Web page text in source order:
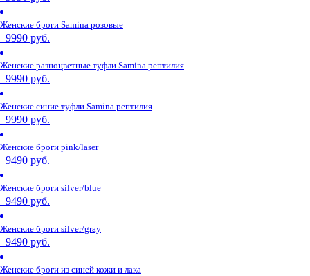
Женские броги Samina розовые
9990 руб.
Женские разноцветные туфли Samina рептилия
9990 руб.
Женские синие туфли Samina рептилия
9990 руб.
Женские броги pink/laser
9490 руб.
Женские броги silver/blue
9490 руб.
Женские броги silver/gray
9490 руб.
Женские броги из синей кожи и лака